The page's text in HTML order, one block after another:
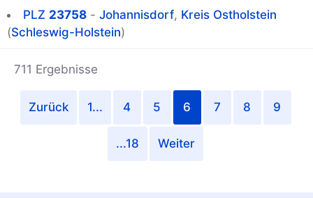
PLZ 23758 - Johannisdorf, Kreis Ostholstein
(Schleswig-Holstein)
711 Ergebnisse
Zurück 1... 4 5 6 7 8 9
...18 Weiter